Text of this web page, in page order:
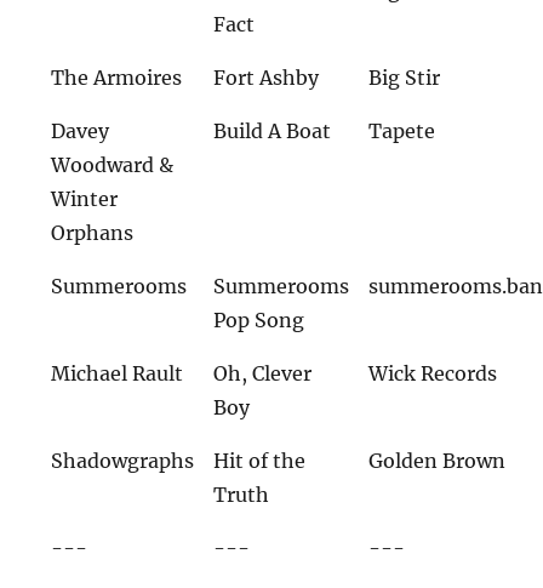
Fact
The Armoires Fort Ashby Big Stir
Davey
Woodward &
Winter
Orphans
Build A Boat Tapete
Summerooms
Summerooms
Pop Song
Michael Rault
Oh, Clever
Boy
Wick Records
Shadowgraphs
Hit of the
Truth
Golden Brown
--- --- ---